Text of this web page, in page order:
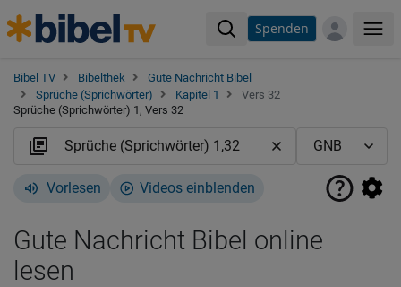
Spenden
Bibel TV Bibelthek
Gute Nachricht Bibel
Sprüche (Sprichwörter)
Kapitel 1
Vers 32
Sprüche (Sprichwörter) 1, Vers 32
Vorlesen Videos einblenden
Gute Nachricht Bibel online
lesen